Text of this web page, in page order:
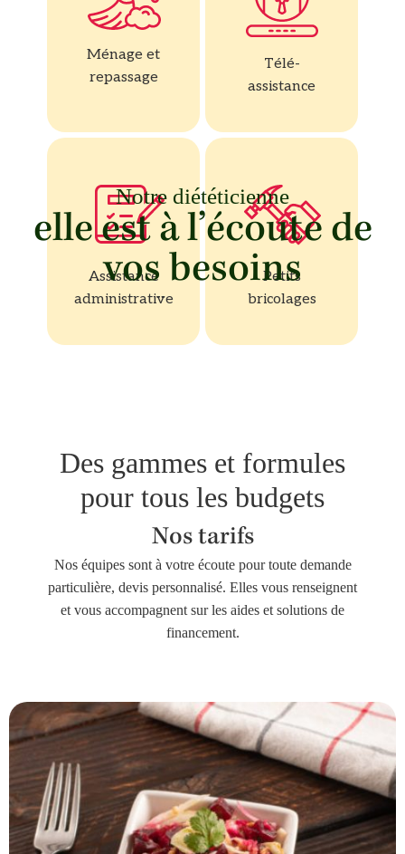
Ménage et
repassage
Télé-
assistance
Assistance
administrative
Petits
bricolages
Notre diététicienne
elle est à l’écoute de
vos besoins
Des gammes et formules
pour tous les budgets
Nos tarifs
Nos équipes sont à votre écoute pour toute demande
particulière, devis personnalisé. Elles vous renseignent
et vous accompagnent sur les aides et solutions de
financement.